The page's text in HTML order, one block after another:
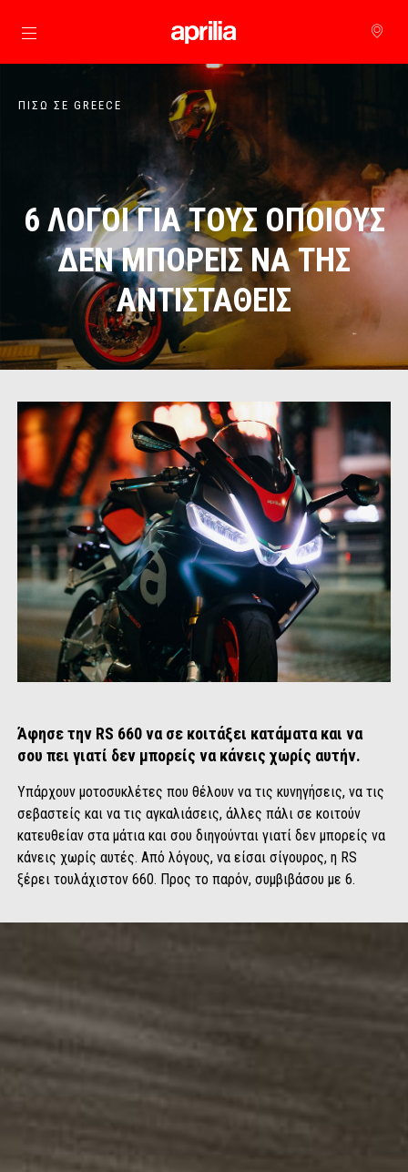
Μετάβαση στο κυρίως περιεχόμενο
ΠΊΣΩ ΣΕ GREECE
6 ΛΟΓΟΙ ΓΙΑ ΤΟΥΣ ΟΠΟΙΟΥΣ
ΔΕΝ ΜΠΟΡΕΙΣ ΝΑ ΤΗΣ
ΑΝΤΙΣΤΑΘΕΙΣ
Άφησε την RS 660 να σε κοιτάξει κατάματα και να
σου πει γιατί δεν μπορείς να κάνεις χωρίς αυτήν.
Υπάρχουν μοτοσυκλέτες που θέλουν να τις κυνηγήσεις, να τις
σεβαστείς και να τις αγκαλιάσεις, άλλες πάλι σε κοιτούν
κατευθείαν στα μάτια και σου διηγούνται γιατί δεν μπορείς να
κάνεις χωρίς αυτές. Από λόγους, να είσαι σίγουρος, η RS
ξέρει τουλάχιστον 660. Προς το παρόν, συμβιβάσου με 6.